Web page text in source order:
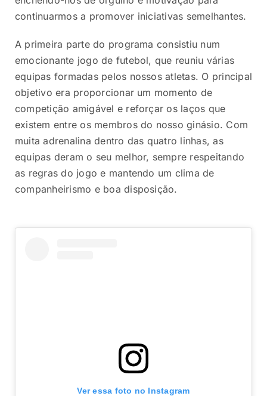
continuarmos a promover iniciativas semelhantes.
A primeira parte do programa consistiu num
emocionante jogo de futebol, que reuniu várias
equipas formadas pelos nossos atletas. O principal
objetivo era proporcionar um momento de
competição amigável e reforçar os laços que
existem entre os membros do nosso ginásio. Com
muita adrenalina dentro das quatro linhas, as
equipas deram o seu melhor, sempre respeitando
as regras do jogo e mantendo um clima de
companheirismo e boa disposição.
Ver essa foto no Instagram